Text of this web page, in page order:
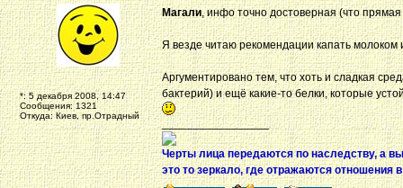
*: 5 декабря 2008, 14:47
Сообщения: 1321
Откуда: Киев, пр.Отрадный
Магали, инфо точно достоверная (что
Я везде читаю рекомендации капать молоком
Аргументировано тем, что хоть и сладкая
бактерий) и ещё какие-то белки, которые
_________________
Черты лица передаются по наследству, а
это то зеркало, где отражаются отношения